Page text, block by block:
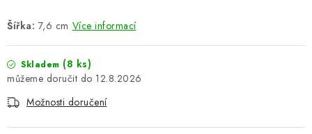
HODNOCENÍ OBCHODU
ČASTO KLADENÉ DOTAZY
B2B - VELKOOBCHOD
Šířka: 7,6 cm Více informací
Skladem (8 ks)
12.8.2026
Možnosti doručení